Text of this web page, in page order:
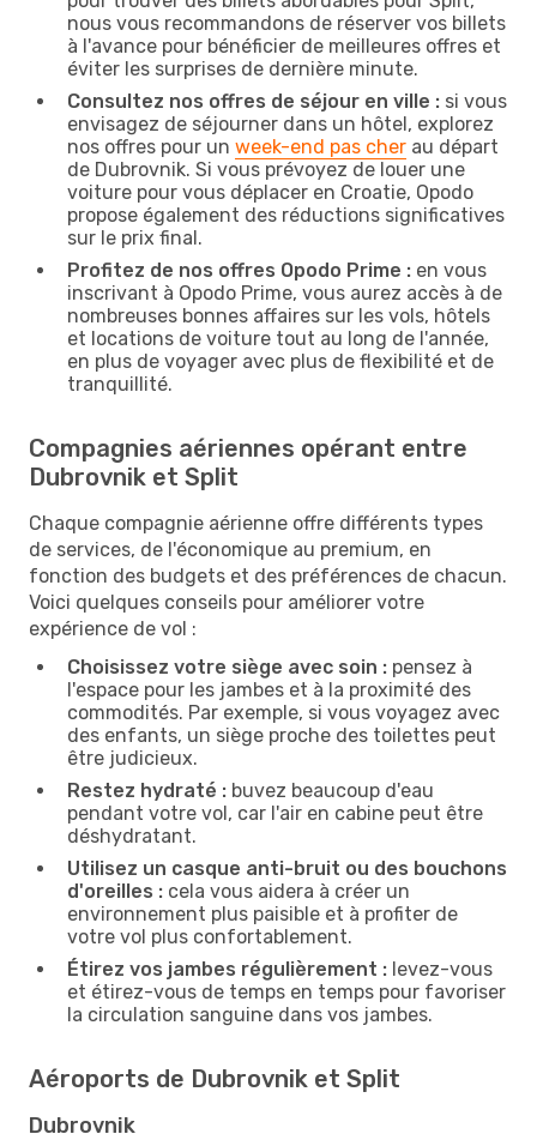
nous vous recommandons de réserver vos billets
à l'avance pour bénéficier de meilleures offres et
éviter les surprises de dernière minute.
Consultez nos offres de séjour en ville : si vous
envisagez de séjourner dans un hôtel, explorez
nos offres pour un week-end pas cher au départ
de Dubrovnik. Si vous prévoyez de louer une
voiture pour vous déplacer en Croatie, Opodo
propose également des réductions significatives
sur le prix final.
Profitez de nos offres Opodo Prime : en vous
inscrivant à Opodo Prime, vous aurez accès à de
nombreuses bonnes affaires sur les vols, hôtels
et locations de voiture tout au long de l'année,
en plus de voyager avec plus de flexibilité et de
tranquillité.
Compagnies aériennes opérant entre
Dubrovnik et Split
Chaque compagnie aérienne offre différents types
de services, de l'économique au premium, en
fonction des budgets et des préférences de chacun.
Voici quelques conseils pour améliorer votre
expérience de vol :
Choisissez votre siège avec soin : pensez à
l'espace pour les jambes et à la proximité des
commodités. Par exemple, si vous voyagez avec
des enfants, un siège proche des toilettes peut
être judicieux.
Restez hydraté : buvez beaucoup d'eau
pendant votre vol, car l'air en cabine peut être
déshydratant.
Utilisez un casque anti-bruit ou des bouchons
d'oreilles : cela vous aidera à créer un
environnement plus paisible et à profiter de
votre vol plus confortablement.
Étirez vos jambes régulièrement : levez-vous
et étirez-vous de temps en temps pour favoriser
la circulation sanguine dans vos jambes.
Aéroports de Dubrovnik et Split
Dubrovnik